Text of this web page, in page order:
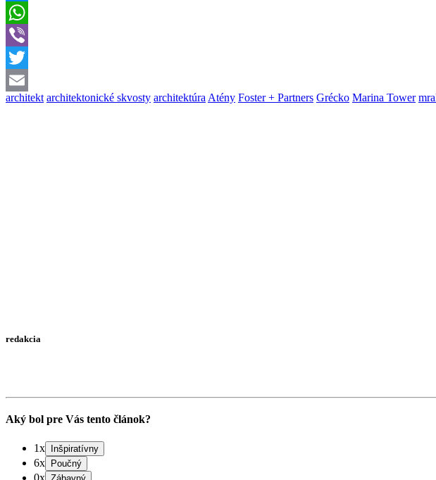
Messenger
WhatsApp
Viber
Twitter
Email
architekt architektonické skvosty architektúra Atény Foster + Partners Grécko Marina Tower
redakcia
Aký bol pre Vás tento článok?
1x
6x
0x